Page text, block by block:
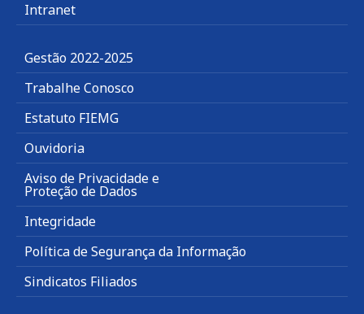
Intranet
Gestão 2022-2025
Trabalhe Conosco
Estatuto FIEMG
Ouvidoria
Aviso de Privacidade e
Proteção de Dados
Integridade
Política de Segurança da Informação
Sindicatos Filiados